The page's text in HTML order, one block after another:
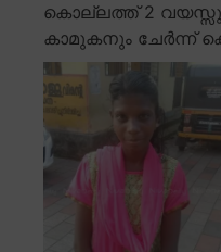
കൊല്ലത്ത് 2
കാമുകനും ചേർന്ന്